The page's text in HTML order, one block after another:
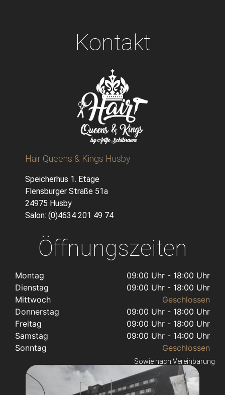
grundlegenden Schritte die ganze Saison über salonfrische
Kontakt
Hair Queens & Kings Husby
Speicherhus 1. Etage
Flensburger Straße 51a
24975 Husby
Salon: (0)4634 201 49 74
Öffnungszeiten
Montag
09:00 Uhr - 18:00 Uhr
Dienstag
09:00 Uhr - 18:00 Uhr
Mittwoch
Geschlossen
Donnerstag
09:00 Uhr - 18:00 Uhr
Freitag
09:00 Uhr - 18:00 Uhr
Samstag
09:00 Uhr - 14:00 Uhr
Sonntag
Geschlossen
Sowie nach Vereinbarung